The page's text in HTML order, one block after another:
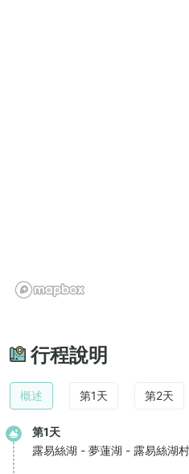
行程說明
概述 第1天 第2天
第1天
露易絲湖 - 夢蓮湖 - 露易絲湖